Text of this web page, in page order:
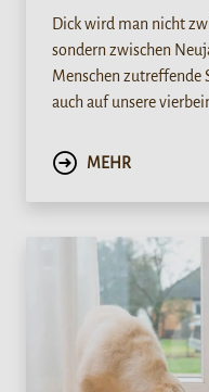
Dick wird man nicht
sondern zwischen
Menschen zutreffende
auch auf unsere
MEHR